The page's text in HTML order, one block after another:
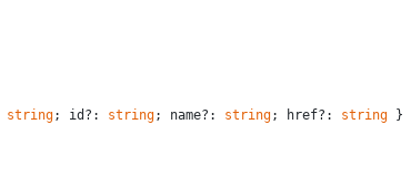
string; id?: string; name?: string; href?: string }